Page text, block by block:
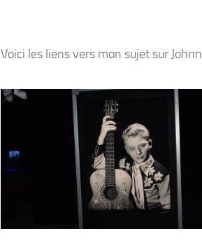
Voici les liens vers mon sujet sur